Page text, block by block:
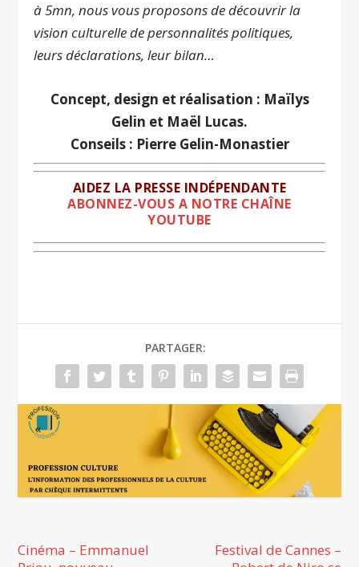
à 5mn, nous vous proposons de découvrir la
vision culturelle de personnalités politiques,
leurs déclarations, leur bilan…
Concept, design et réalisation : Maïlys
Gelin et Maël Lucas.
Conseils : Pierre Gelin-Monastier
AIDEZ LA PRESSE INDÉPENDANTE
ABONNEZ-VOUS A NOTRE CHAÎNE
YOUTUBE
PARTAGER:
Cinéma – Emmanuel
Festival de Cannes –